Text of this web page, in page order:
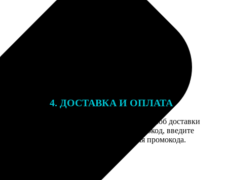
После
на email с
заказ
для
4. ДОСТАВКА И ОПЛАТА
Введите адрес и выберите способ доставки
заказа. Если у вас есть промокод, введите
его в специальное поле для промокода.